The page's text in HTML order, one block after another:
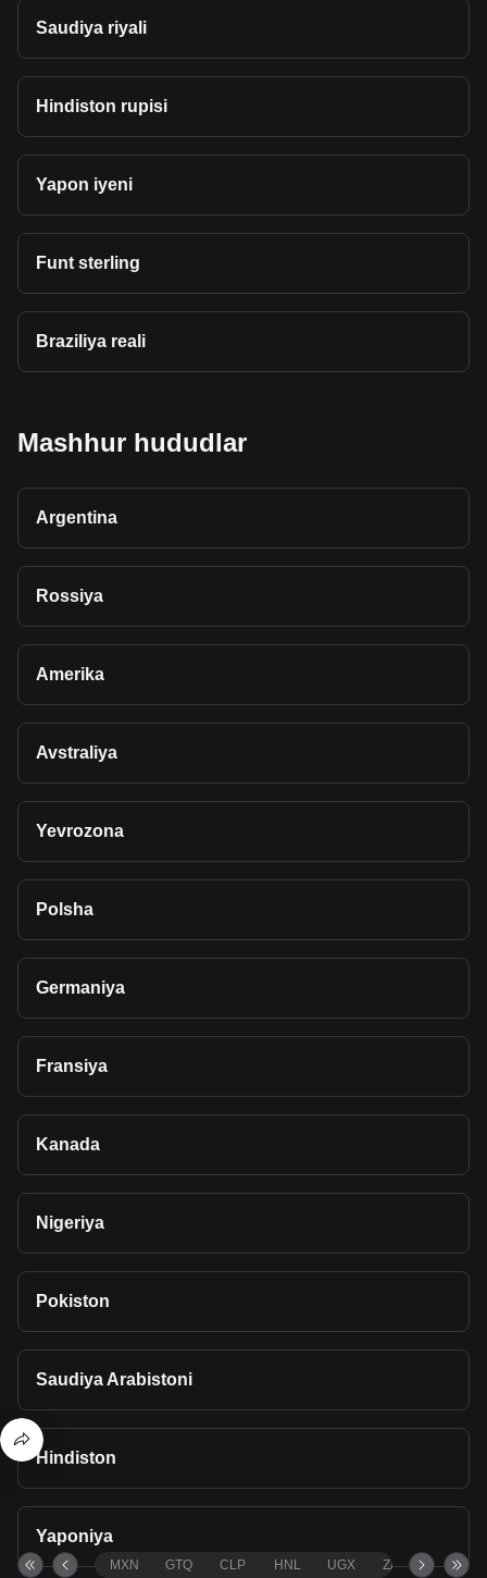
Saudiya riyali
Hindiston rupisi
Yapon iyeni
Funt sterling
Braziliya reali
Mashhur hududlar
Argentina
Rossiya
Amerika
Avstraliya
Yevrozona
Polsha
Germaniya
Fransiya
Kanada
Nigeriya
Pokiston
Saudiya Arabistoni
Hindiston
Yaponiya
MXN GTQ CLP HNL UGX ZAR TND